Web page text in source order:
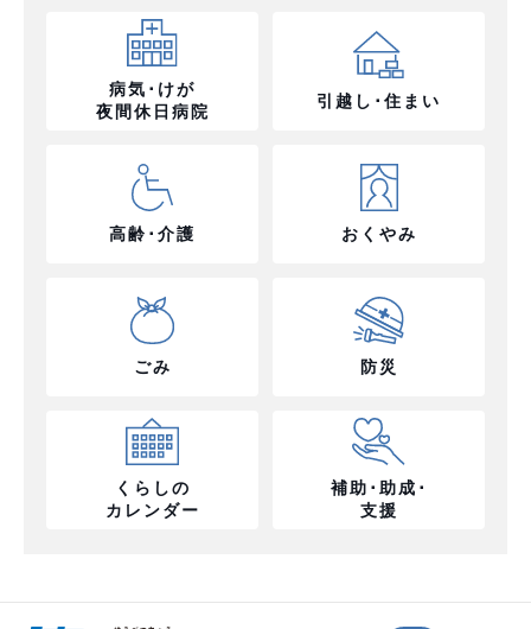
病気･けが
夜間休日病院
引越し･住まい
高齢･介護 おくやみ
ごみ 防災
くらしの
カレンダー
補助･助成･
支援